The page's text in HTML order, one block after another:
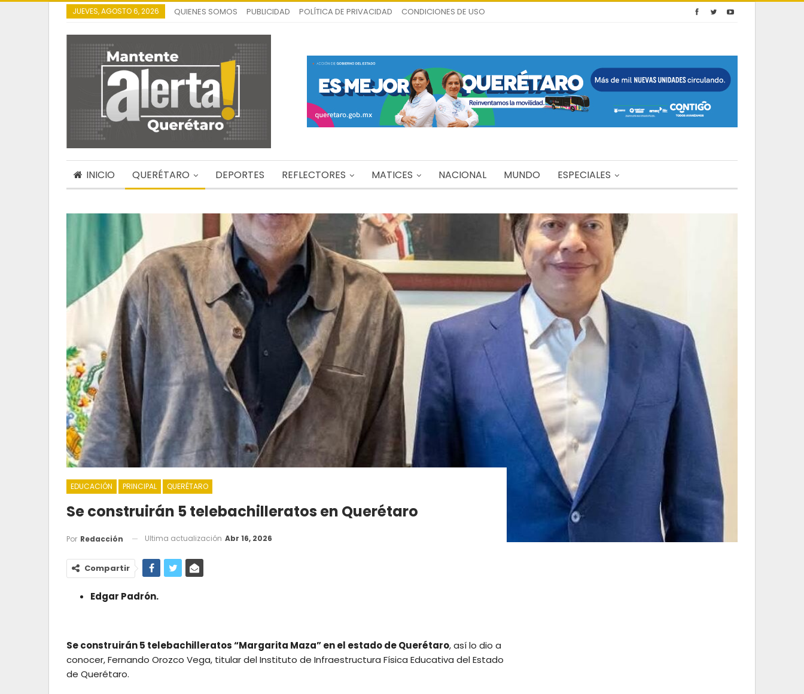
JUEVES, AGOSTO 6, 2026 QUIENES SOMOS PUBLICIDAD POLÍTICA DE PRIVACIDAD CONDICIONES DE USO
INICIO QUERÉTARO DEPORTES REFLECTORES MATICES NACIONAL MUNDO ESPECIALES
EDUCACIÓN PRINCIPAL QUERÉTARO
Se construirán 5 telebachilleratos en Querétaro
Por Redacción Ultima actualización Abr 16, 2026
Compartir
Edgar Padrón.
Se construirán 5 telebachilleratos “Margarita Maza” en el estado de Querétaro, así lo dio a
conocer, Fernando Orozco Vega, titular del Instituto de Infraestructura Física Educativa del Estado
de Querétaro.